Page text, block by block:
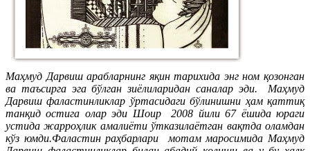
Маҳмуд Дарвиш арабларнинг яқин тарихида энг ном қозонган
ва таъсирга эга бўлган зиёлиларидан саналар эди. Маҳмуд
Дарвиш фаластинликлар ўртасидаги бўлинишни ҳам қаттиқ
танқид остига олар эди Шоир 2008 йили 67 ёшида юраги
устида жарроҳлик амалиёти ўтказилаётган вақтда оламдан
кўз юмди.Фаластин раҳбарлари мотам маросимида Маҳмуд